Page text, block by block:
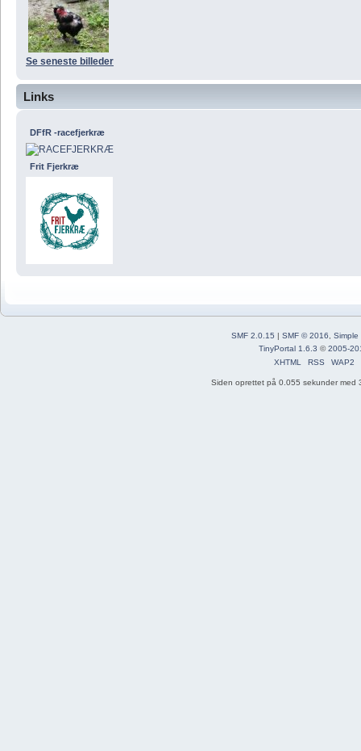
Se seneste billeder
Links
DFfR -racefjerkræ
Frit Fjerkræ
SMF 2.0.15 | SMF © 2016
Simple
TinyPortal 1.6.3 ©2005-
XHTML
RSS WAP2
Siden oprettet på 0.055 sekunder med